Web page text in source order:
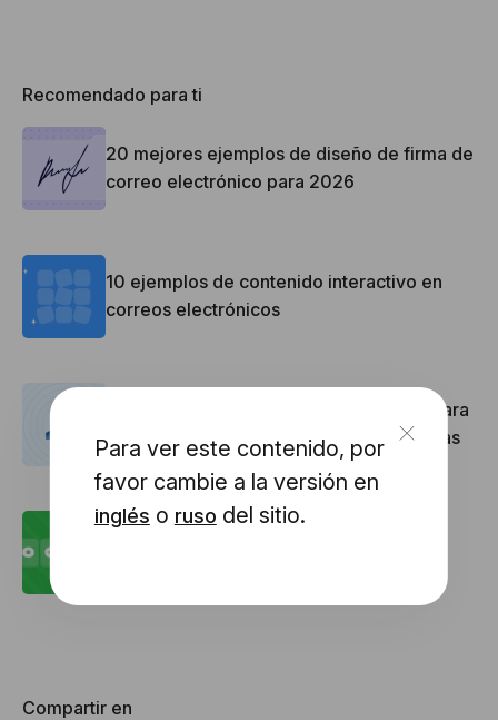
Para ver este contenido, por
favor cambie a la versión en
inglés o ruso del sitio.
Recomendado para ti
20 mejores ejemplos de diseño de firma de
correo electrónico para 2026
10 ejemplos de contenido interactivo en
correos electrónicos
Ideas de diseño de correo electrónico para
los boletines del Día de Acción de Gracias
Compartir en